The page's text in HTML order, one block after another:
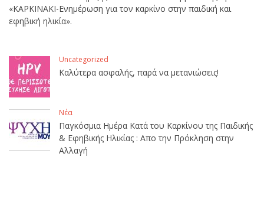
«ΚΑΡΚΙΝΑΚΙ-Ενημέρωση για τον καρκίνο στην παιδική και
εφηβική ηλικία».
Uncategorized
Καλύτερα ασφαλής, παρά να μετανιώσεις!
Νέα
Παγκόσμια Ημέρα Κατά του Καρκίνου της Παιδικής
& Εφηβικής Ηλικίας : Απο την Πρόκληση στην
Αλλαγή